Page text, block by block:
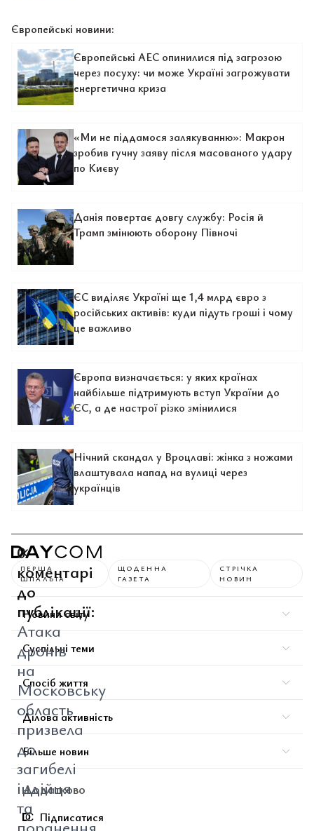
Європейські новини:
Європейські АЕС опинилися під загрозою
через посуху: чи може Україні загрожувати
енергетична криза
«Ми не піддамося залякуванню»: Макрон
зробив гучну заяву після масованого удару
по Києву
Данія повертає довгу службу: Росія й
Трамп змінюють оборону Півночі
ЄС виділяє Україні ще 1,4 млрд євро з
російських активів: куди підуть гроші і чому
це важливо
Європа визначається: у яких країнах
найбільше підтримують вступ України до
ЄС, а де настрої різко змінилися
Нічний скандал у Вроцлаві: жінка з ножами
влаштувала напад на вулиці через
українців
0
коментарі
до
публікації:
Атака
дронів
на
Московську
область
призвела
до
загибелі
індійця
та
ПЕРША
ШПАЛЬТА
ЩОДЕННА
ГАЗЕТА
СТРІЧКА
НОВИН
Новини світу
Суспільні теми
Спосіб життя
Ділова активність
Більше новин
Додатково
Підписатися